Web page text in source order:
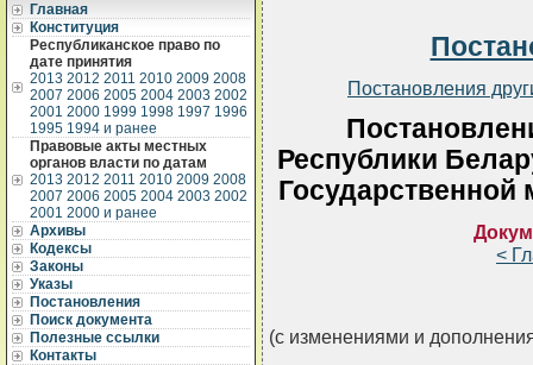
Главная
Конституция
Республиканское право по
дате принятия
2013 2012 2011 2010 2009 2008
2007 2006 2005 2004 2003 2002
2001 2000 1999 1998 1997 1996
1995 1994 и ранее
Правовые акты местных
органов власти по датам
2013 2012 2011 2010 2009 2008
2007 2006 2005 2004 2003 2002
2001 2000 и ранее
Архивы
Кодексы
Законы
Указы
Постановления
Поиск документа
Полезные ссылки
Контакты
Постановления
Республики
<
(с изменениями и